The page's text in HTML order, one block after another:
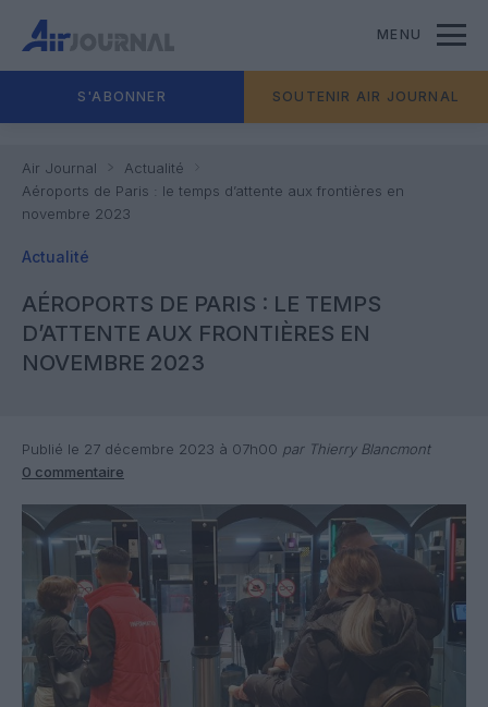
MENU
S'ABONNER SOUTENIR AIR JOURNAL
Air Journal
Actualité
Aéroports de Paris : le temps d’attente aux frontières en
novembre 2023
Actualité
AÉROPORTS DE PARIS : LE TEMPS
D’ATTENTE AUX FRONTIÈRES EN
NOVEMBRE 2023
Publié le 27 décembre 2023 à 07h00 par Thierry Blancmont
0 commentaire